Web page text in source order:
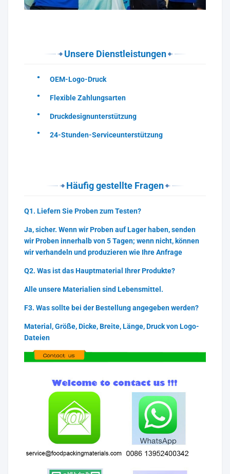
Unsere Dienstleistungen
OEM-Logo-Druck
Flexible Zahlungsarten
Druckdesignunterstützung
24-Stunden-Serviceunterstützung
Häufig gestellte Fragen
Q1. Liefern Sie Proben zum Testen?
Ja, sicher. Wenn wir Proben auf Lager haben, senden
wir Proben innerhalb von 5 Tagen; wenn nicht, können
wir verhandeln und produzieren wie Ihre Anfrage
Q2. Was ist das Hauptmaterial Ihrer Produkte?
Alle unsere Materialien sind Lebensmittel.
F3. Was sollte bei der Bestellung angegeben werden?
Material, Größe, Dicke, Breite, Länge, Druck von Logo-
Dateien